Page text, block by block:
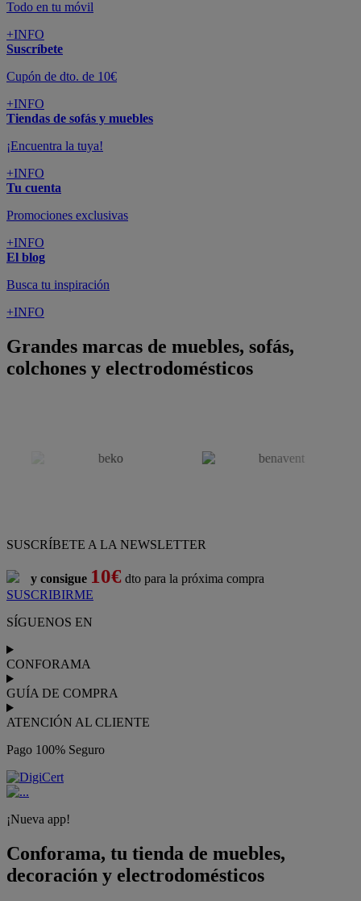
Todo en tu móvil
+INFO
Suscríbete
Cupón de dto. de 10€
+INFO
Tiendas de sofás y muebles
¡Encuentra la tuya!
+INFO
Tu cuenta
Promociones exclusivas
+INFO
El blog
Busca tu inspiración
+INFO
Grandes marcas de muebles, sofás,
colchones y electrodomésticos
SUSCRÍBETE A LA NEWSLETTER
y consigue 10€ dto para la próxima compra
SUSCRIBIRME
SÍGUENOS EN
CONFORAMA
GUÍA DE COMPRA
ATENCIÓN AL CLIENTE
Pago 100% Seguro
¡Nueva app!
Conforama, tu tienda de muebles,
decoración y electrodomésticos